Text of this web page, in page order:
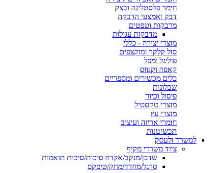
חימר פלסטלינה ובצק
דבק ואמצעי הדבקה
מדבקות וטפטים
מדבקות עגולות
מוצרי יצירה - כללי
סול קלקר ומוקצפים
פוליגל ומפל
קאפה וקנווס
כלים מכשירים ומספריים
שבלונות
פיסול וכיור
מוצרי טקסטיל
מוצרי עץ
חומרי אריזה ועיצוב
תכשיטנות
למשרד ולעסק
ציוד משרדי מקיף
שדכן/מנקב/אקדח סיכות/סיכות תואמות
סרגל/מחדד/מחק/טיפקס